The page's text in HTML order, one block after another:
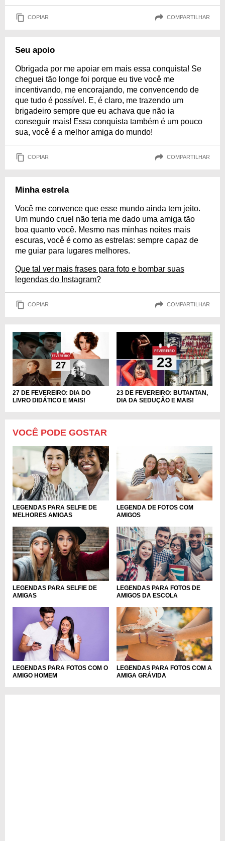
COPIAR COMPARTILHAR
Seu apoio
Obrigada por me apoiar em mais essa conquista! Se
cheguei tão longe foi porque eu tive você me
incentivando, me encorajando, me convencendo de
que tudo é possível. E, é claro, me trazendo um
brigadeiro sempre que eu achava que não ia
conseguir mais! Essa conquista também é um pouco
sua, você é a melhor amiga do mundo!
COPIAR COMPARTILHAR
Minha estrela
Você me convence que esse mundo ainda tem jeito.
Um mundo cruel não teria me dado uma amiga tão
boa quanto você. Mesmo nas minhas noites mais
escuras, você é como as estrelas: sempre capaz de
me guiar para lugares melhores.
Que tal ver mais frases para foto e bombar suas
legendas do Instagram?
COPIAR COMPARTILHAR
27 DE FEVEREIRO: DIA DO
LIVRO DIDÁTICO E MAIS!
23 DE FEVEREIRO: BUTANTAN,
DIA DA SEDUÇÃO E MAIS!
VOCÊ PODE GOSTAR
LEGENDAS PARA SELFIE DE
MELHORES AMIGAS
LEGENDA DE FOTOS COM
AMIGOS
LEGENDAS PARA SELFIE DE
AMIGAS
LEGENDAS PARA FOTOS DE
AMIGOS DA ESCOLA
LEGENDAS PARA FOTOS COM O
AMIGO HOMEM
LEGENDAS PARA FOTOS COM A
AMIGA GRÁVIDA